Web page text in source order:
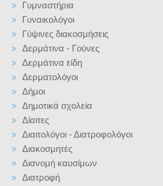
Γυμναστήρια
Γυναικολόγοι
Γύψινες διακοσμήσεις
Δερμάτινα - Γούνες
Δερμάτινα είδη
Δερματολόγοι
Δήμοι
Δημοτικά σχολεία
Δίαιτες
Διαιτολόγοι - Διατροφολόγοι
Διακοσμητές
Διανομή καυσίμων
Διατροφή